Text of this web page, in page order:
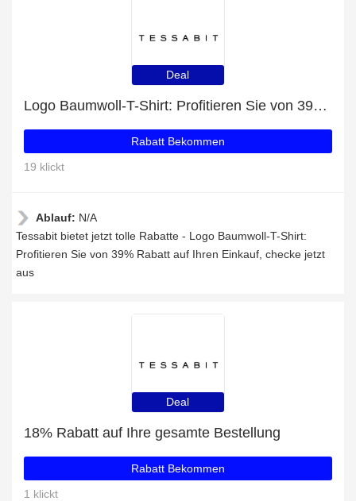
Deal
Logo Baumwoll-T-Shirt: Profitieren Sie von 39% Rabatt auf Ihren Einkauf
Rabatt Bekommen
19 klickt
Ablauf: N/A
Tessabit bietet jetzt tolle Rabatte - Logo Baumwoll-T-Shirt:
Profitieren Sie von 39% Rabatt auf Ihren Einkauf, checke jetzt
aus
Deal
18% Rabatt auf Ihre gesamte Bestellung
Rabatt Bekommen
1 klickt